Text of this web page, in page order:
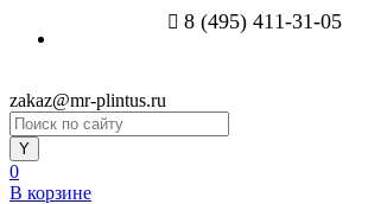
8 (495) 411-31-05
zakaz@mr-plintus.ru
0
В корзине